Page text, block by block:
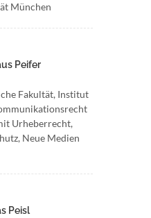
München
Peifer
Fakultät, Institut
Urheberrecht,
Neue Medien
Peisl